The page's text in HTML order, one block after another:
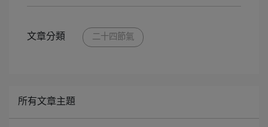
文章分類 二十四節氣
所有文章主題